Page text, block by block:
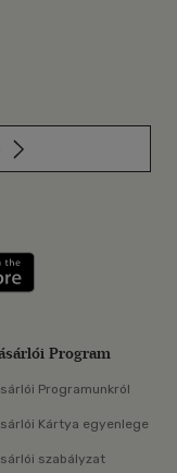
meg: Google
Program
Programunkról
Kártya egyenlege
szabályzat